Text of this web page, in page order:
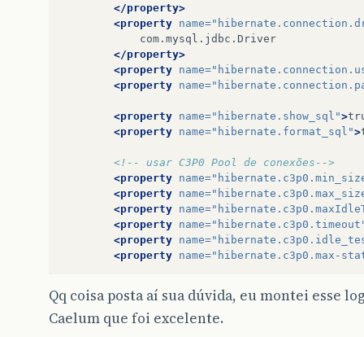
</property>
<property name=
</property>
<property name=
<property name=
<property name="hibernate.show_sql">
<property name="hibernate.format_sql">
<!-- usar C3P0 Pool de conexões-->
<property name=
<property name=
<property name=
<property name=
<property name=
<property name="hibernate.c3p0.max-
<property name=
org.hibernate.cache.EhCacheProvider
Qq coisa posta aí sua dúvida, eu montei esse
Caelum que foi excelente.